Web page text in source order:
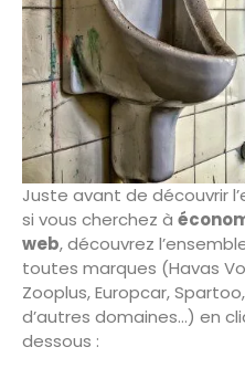
Juste avant de découvrir
si vous cherchez à
web, découvrez
toutes marques (Havas
Zooplus, Europcar,
d’autres domaines…) en
dessous :